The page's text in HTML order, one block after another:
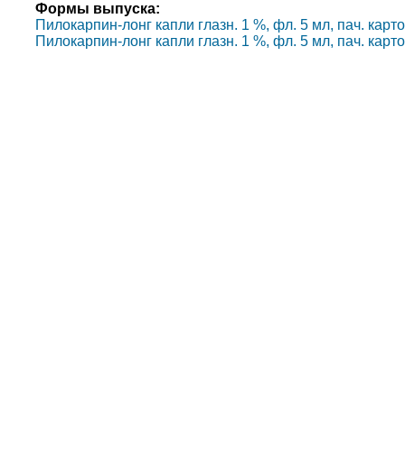
Формы выпуска:
Пилокарпин-лонг капли глазн. 1 %, фл. 5 мл, пач.
Пилокарпин-лонг капли глазн. 1 %, фл. 5 мл, пач.